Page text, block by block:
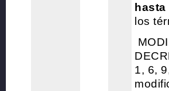
los
1, 6,